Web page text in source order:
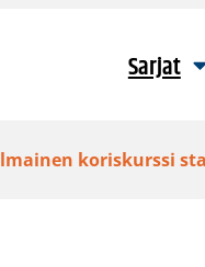
Sarjat
koriskurssi